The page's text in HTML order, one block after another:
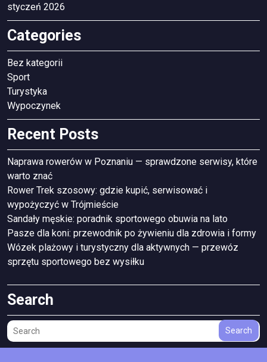
styczeń 2026
Categories
Bez kategorii
Sport
Turystyka
Wypoczynek
Recent Posts
Naprawa rowerów w Poznaniu — sprawdzone serwisy, które
warto znać
Rower Trek szosowy: gdzie kupić, serwisować i
wypożyczyć w Trójmieście
Sandały męskie: poradnik sportowego obuwia na lato
Pasze dla koni: przewodnik po żywieniu dla zdrowia i formy
Wózek plażowy i turystyczny dla aktywnych — przewóz
sprzętu sportowego bez wysiłku
Search
Search